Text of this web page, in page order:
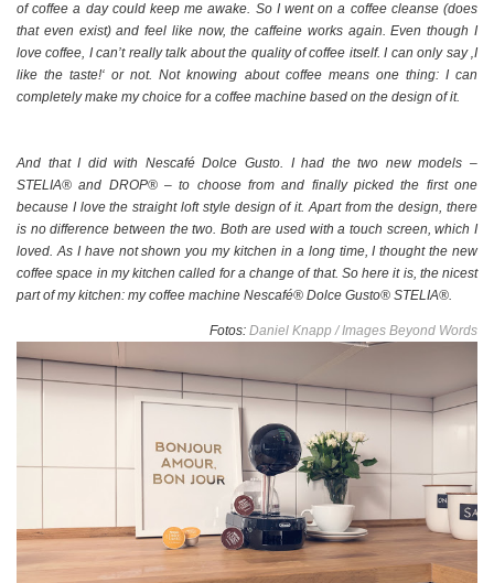
of coffee a day could keep me awake. So I went on a coffee cleanse (does
that even exist) and feel like now, the caffeine works again. Even though I
love coffee, I can’t really talk about the quality of coffee itself. I can only say ‚I
like the taste!‘ or not. Not knowing about coffee means one thing: I can
completely make my choice for a coffee machine based on the design of it.
And that I did with Nescafé Dolce Gusto. I had the two new models –
STELIA® and DROP®– to choose from and finally picked the first one
because I love the straight loft style design of it. Apart from the design, there
is no difference between the two. Both are used with a touch screen, which I
loved. As I have not shown you my kitchen in a long time, I thought the new
coffee space in my kitchen called for a change of that. So here it is, the nicest
part of my kitchen: my coffee machine Nescafé® Dolce Gusto® STELIA®.
Fotos: Daniel Knapp / Images Beyond Words